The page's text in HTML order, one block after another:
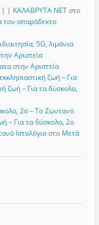
| | ΚΑΛΑΒΡΥΤΑ ΝΕΤστο
τον απαράδεκτο
5G, λιμάνια
Αριστεία
στην Αριστεία
ζωή – Για
ζωή – Για τα δύσκολα,
2ο – Το Zωντανό
– Για τα δύσκολα, 2ο
Iστολόγιοστο Μετά